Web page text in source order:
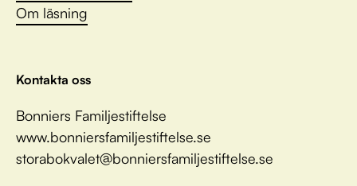
Om läsning
Kontakta oss
Bonniers Familjestiftelse
www.bonniersfamiljestiftelse.se
storabokvalet@bonniersfamiljestiftelse.se